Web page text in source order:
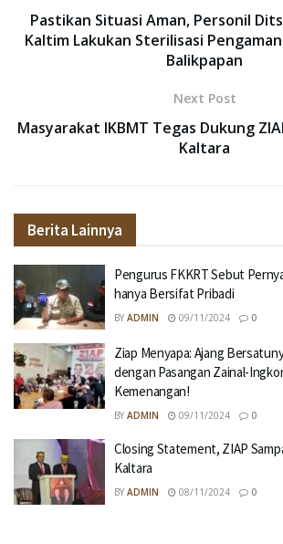
Pastikan Situasi Aman, Personil
Kaltim Lakukan Sterilisasi
Balikpapan
Next Post
Masyarakat IKBMT Tegas Dukung
Kaltara
Berita Lainnya
Pengurus FKKRT Sebut
hanya Bersifat Pribadi
BY ADMIN 09/11/2024 0
Ziap Menyapa: Ajang
dengan Pasangan Zainal-
Kemenangan!
BY ADMIN 09/11/2024 0
Closing Statement, ZIAP
Kaltara
BY ADMIN 08/11/2024 0